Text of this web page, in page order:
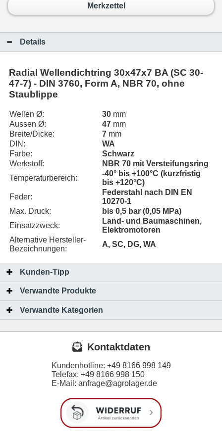
Merkzettel
Details
Radial Wellendichtring 30x47x7 BA (SC 30-
47-7) - DIN 3760, Form A, NBR 70, ohne
Staublippe
Wellen Ø: 30 mm
Aussen Ø:
47 mm
Breite/Dicke:
7 mm
DIN:
WA
Farbe:
Schwarz
Werkstoff:
NBR 70 mit Versteifungsring
Temperaturbereich:
-40° bis +100°C (kurzfristig
bis +120°C)
Feder:
Federstahl nach DIN EN
10270-1
Max. Druck:
bis 0,5 bar (0,05 MPa)
Einsatzzweck:
Land- und Baumaschinen,
Elektromotoren
Alternative Hersteller-
Bezeichnungen:
A, SC, DG, WA
Kunden-Tipp
Verwandte Produkte
Verwandte Kategorien
Kontaktdaten
Kundenhotline: +49 8166 998 149
Telefax: +49 8166 998 150
E-Mail: anfrage@agrolager.de